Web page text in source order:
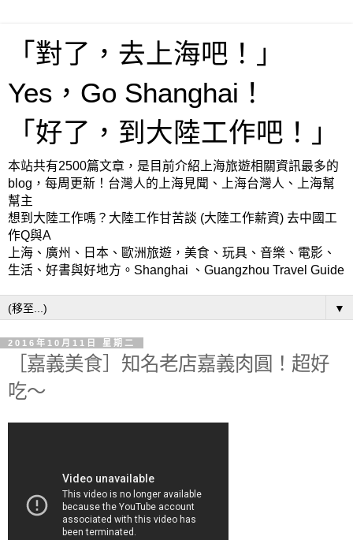
「對了，去上海吧！」
Yes，Go Shanghai！
「好了，到大陸工作吧！」
本站共有2500篇文章，是目前介紹上海旅遊相關資訊最多的
blog，每周更新！台灣人的上海見聞、上海台灣人、上海幫
幫主
想到大陸工作嗎？大陸工作甘苦談 (大陸工作薪資) 去中國工
作Q與A
上海、廣州、日本、歐洲旅遊，美食、玩具、音樂、電影、
生活、好書與好地方。Shanghai 、Guangzhou Travel Guide
▼
2016年10月11日 星期二
［嘉義美食］知名老店嘉義肉圓！超好
吃～